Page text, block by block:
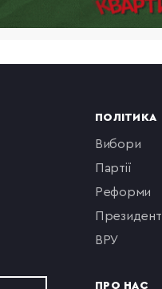
ПОЛІТИКА
вибори
партії
реформи
президент
ВРУ
ПРО НАС